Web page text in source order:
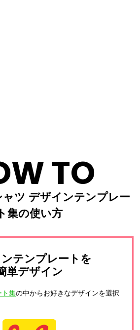
TO
ツ デザインテンプレー
ト集の使い方
テンプレートを
単デザイン
ト集の中からお好きなデザインを選択